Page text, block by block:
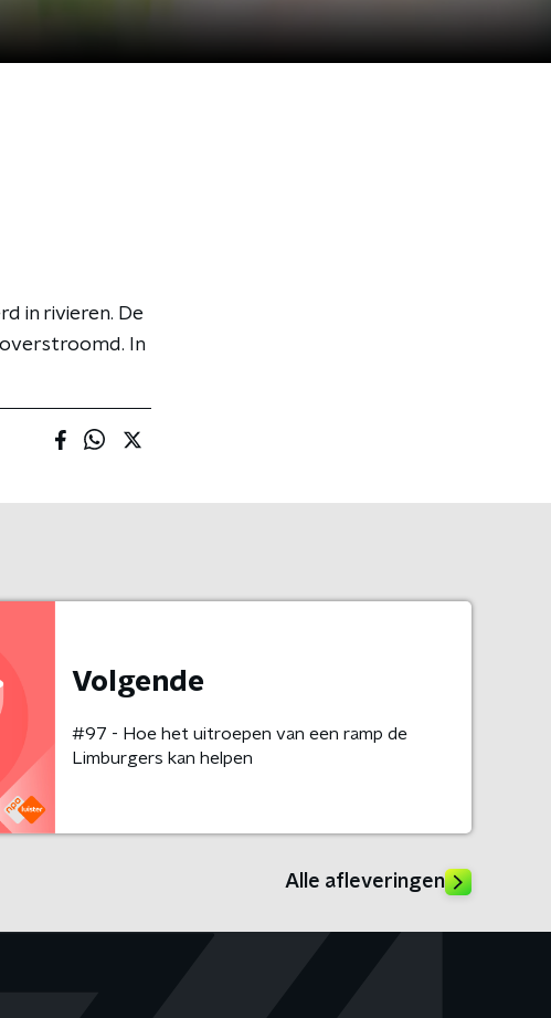
in rivieren. De
In
Volgende
#97 - Hoe het uitroepen van een ramp de
Limburgers kan helpen
Alle afleveringen